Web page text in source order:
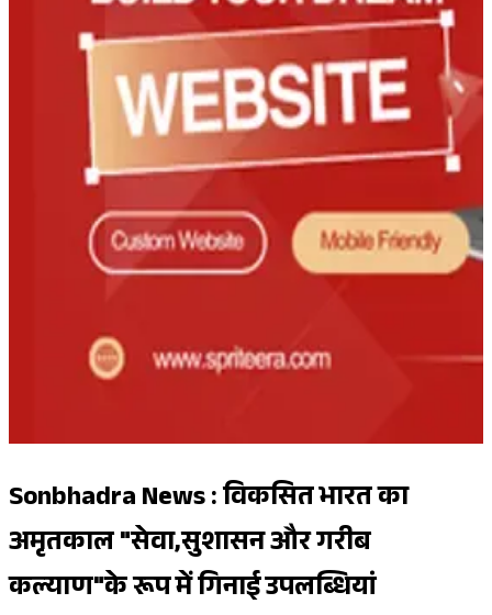
Sonbhadra News : विकसित भारत का
अमृतकाल "सेवा,सुशासन और गरीब
कल्याण"के रूप में गिनाई उपलब्धियां